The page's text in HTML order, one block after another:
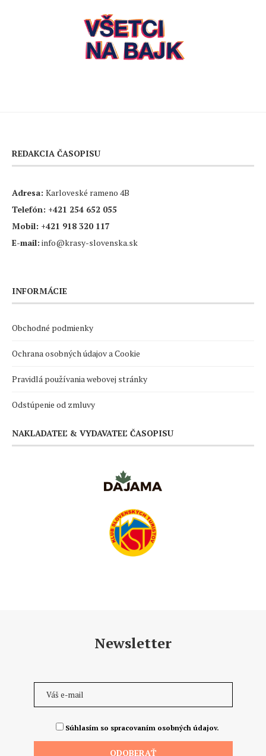
REDAKCIA ČASOPISU
Adresa: Karloveské rameno 4B
Telefón: +421 254 652 055
Mobil: +421 918 320 117
E-mail: info@krasy-slovenska.sk
INFORMÁCIE
Obchodné podmienky
Ochrana osobných údajov a Cookie
Pravidlá používania webovej stránky
Odstúpenie od zmluvy
NAKLADATEĽ & VYDAVATEĽ ČASOPISU
Newsletter
Súhlasím so spracovaním osobných údajov.